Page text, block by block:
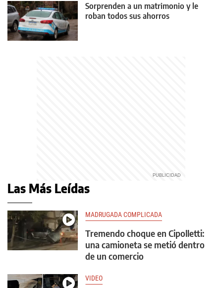
Sorprenden a un matrimonio y le
roban todos sus ahorros
Las Más Leídas
MADRUGADA COMPLICADA
Tremendo choque en Cipolletti:
una camioneta se metió dentro
de un comercio
VIDEO